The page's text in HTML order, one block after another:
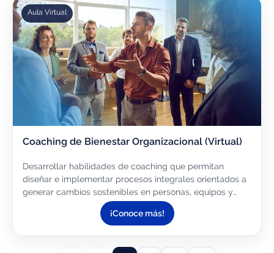
Aula Virtual
Coaching de Bienestar Organizacional (Virtual)
Desarrollar habilidades de coaching que permitan
diseñar e implementar procesos integrales orientados a
generar cambios sostenibles en personas, equipos y
organizaciones, aplicando herramientas profesionales de
¡Conoce más!